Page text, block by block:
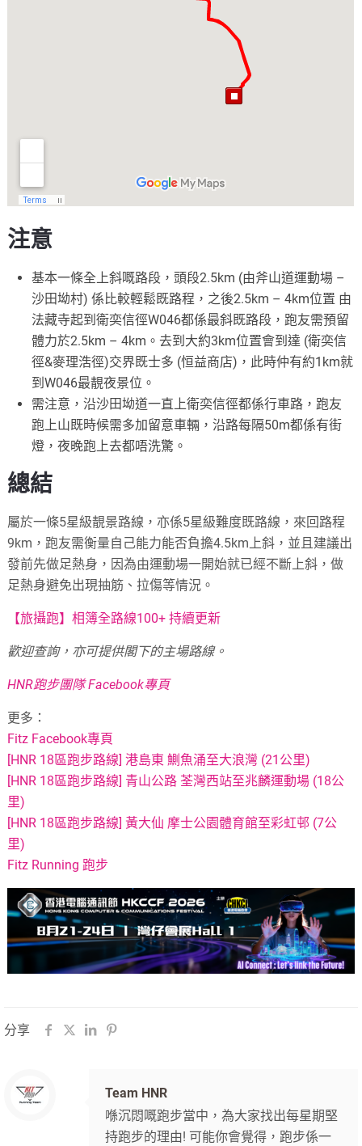
注意
基本一條全上斜嘅路段，頭段2.5km (由斧山道運動場 –
沙田坳村) 係比較輕鬆既路程，之後2.5km – 4km位置 由
法藏寺起到衛奕信徑W046都係最斜既路段，跑友需預留
體力於2.5km – 4km。去到大約3km位置會到達 (衛奕信
徑&麥理浩徑)交界既士多 (恒益商店)，此時仲有約1km就
到W046最靚夜景位 。
需注意，沿沙田坳道一直上衛奕信徑都係行車路，跑友
跑上山既時候需多加留意車輛，沿路每隔50m都係有街
燈，夜晚跑上去都唔洗驚。
總結
屬於一條5星級靚景路線，亦係5星級難度既路線，來回路程
9km，跑友需衡量自己能力能否負擔4.5km上斜， 並且建議出
發前先做足熱身，因為由運動場一開始就已經不斷上斜，做
足熱身避免出現抽筋、拉傷等情況。
【旅攝跑】相簿全路線100+ 持續更新
歡迎查詢，亦可提供閣下的主場路線。
HNR跑步團隊 Facebook專頁
更多：
Fitz Facebook專頁
[HNR 18區跑步路線] 港島東 鰂魚涌至大浪灣 (21公里)
[HNR 18區跑步路線] 青山公路 荃灣西站至兆麟運動場 (18公
里)
[HNR 18區跑步路線] 黃大仙 摩士公園體育館至彩虹邨 (7公
里)
Fitz Running 跑步
分享
Team HNR
喺沉悶嘅跑步當中，為大家找出每星期堅
持跑步的理由! 可能你會覺得，跑步係一